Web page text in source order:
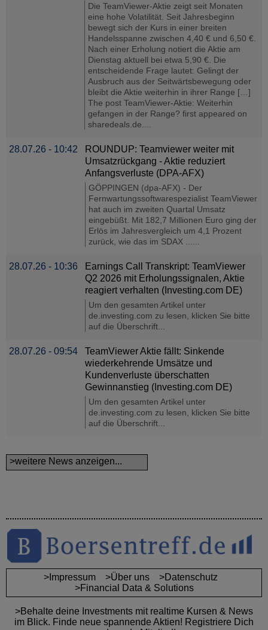
Die TeamViewer-Aktie zeigt seit Monaten
eine hohe Volatilität. Seit Jahresbeginn
bewegt sich der Kurs in einer breiten
Handelsspanne zwischen 4,40 € und 6,50 €.
Nach einer Erholung notiert die Aktie am
Dienstag aktuell bei etwa 5,90 €. Die
entscheidende Frage lautet: Gelingt der
Ausbruch aus der Seitwärtsbewegung oder
bleibt die Aktie weiterhin in ihrer Range […]
The post TeamViewer-Aktie: Weiterhin
gefangen in der Range? first appeared on
sharedeals.de....
28.07.26 - 10:42
ROUNDUP: Teamviewer weiter mit
Umsatzrückgang - Aktie reduziert
Anfangsverluste (DPA-AFX)
GÖPPINGEN (dpa-AFX) - Der
Fernwartungssoftwarespezialist TeamViewer
hat auch im zweiten Quartal Umsatz
eingebüßt. Mit 182,7 Millionen Euro ging der
Erlös im Jahresvergleich um 4,1 Prozent
zurück, wie das im SDAX ......
28.07.26 - 10:36
Earnings Call Transkript: TeamViewer
Q2 2026 mit Erholungssignalen, Aktie
reagiert verhalten (Investing.com DE)
Um den gesamten Artikel unter
de.investing.com zu lesen, klicken Sie bitte
auf die Überschrift...
28.07.26 - 09:54
TeamViewer Aktie fällt: Sinkende
wiederkehrende Umsätze und
Kundenverluste überschatten
Gewinnanstieg (Investing.com DE)
Um den gesamten Artikel unter
de.investing.com zu lesen, klicken Sie bitte
auf die Überschrift...
>weitere News anzeigen...
>Impressum >Über uns
>Datenschutz
>Financial Data & Solutions
>Behalte deine Investments mit realtime Kursen & News
im Blick. Finde neue spannende Aktien! Registriere Dich